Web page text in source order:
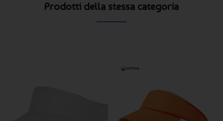
Prodotti della stessa categoria